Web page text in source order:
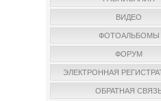
ВИДЕО
ФОТОАЛЬБОМЫ
ФОРУМ
ЭЛЕКТРОННАЯ
ОБРАТНАЯ